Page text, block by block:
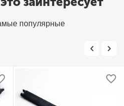
популярные